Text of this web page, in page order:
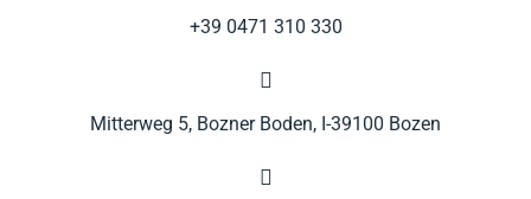
+39 0471 310 330

Mitterweg 5, Bozner Boden, I-39100 Bozen
